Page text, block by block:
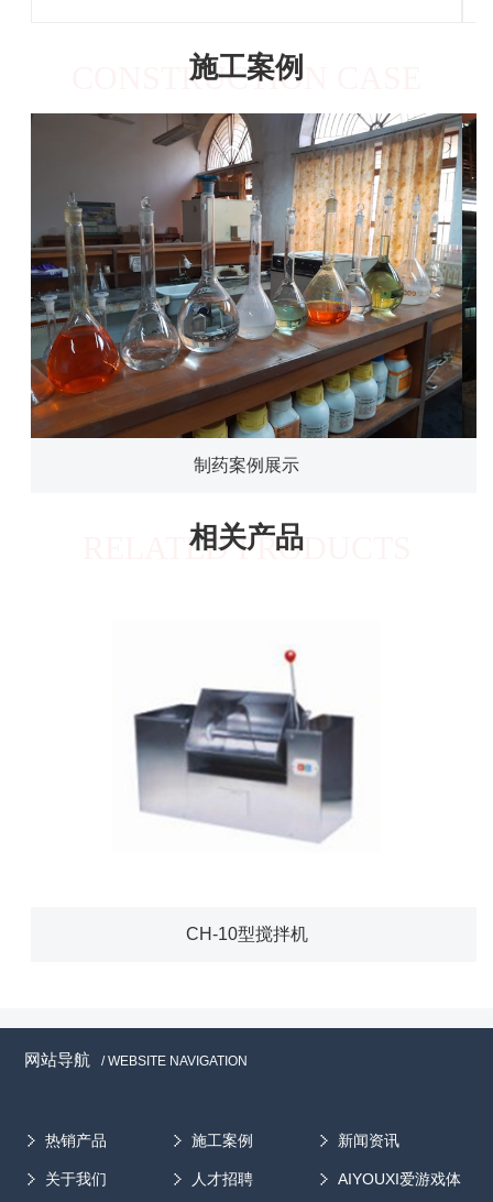
施工案例
CONSTRUCTION CASE
制药案例展示
相关产品
RELATED PRODUCTS
CH-10型搅拌机
网站导航 / WEBSITE NAVIGATION
热销产品 施工案例 新闻资讯
关于我们 人才招聘 AIYOUXI爱游戏体